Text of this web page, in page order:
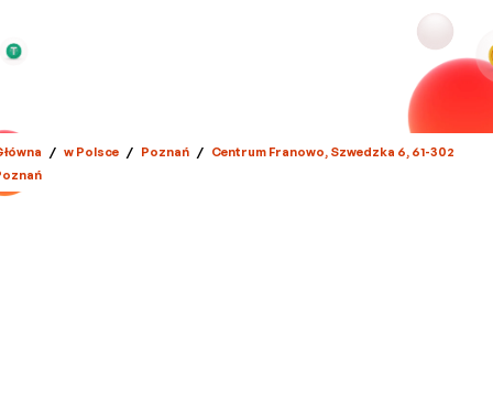
/ w Polsce / Poznań / Centrum Franowo, Szwedzka 6, 61-302